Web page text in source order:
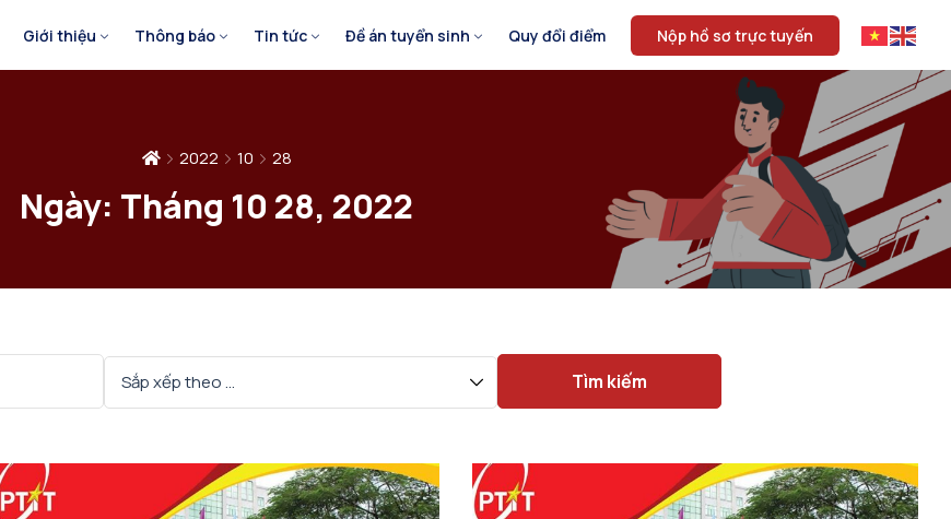
Giới thiệu Thông báo Tin tức Đề án tuyển sinh Quy đổi điểm Nộp hồ sơ trực tuyến
2022 10 28
Ngày: Tháng 10 28, 2022